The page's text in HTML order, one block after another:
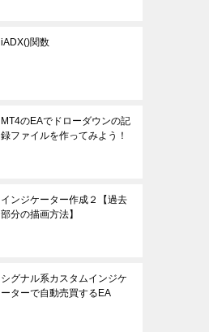
iADX()関数
MT4のEAでドローダウンの記
録ファイルを作ってみよう！
インジケーター作成２【過去
部分の描画方法】
シグナル系カスタムインジケ
ーターで自動売買するEA